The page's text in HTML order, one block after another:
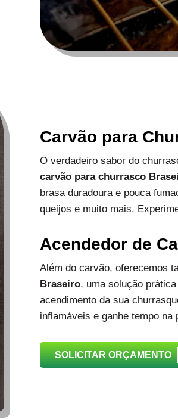
Carvão para
O verdadeiro sabor do
carvão para churrasco
brasa duradoura e pouca
queijos e muito mais.
Acendedor de
Além do carvão, oferecemos
Braseiro, uma solução
acendimento da sua
inflamáveis e ganhe tempo na
SOLICITAR ORÇAMENTO